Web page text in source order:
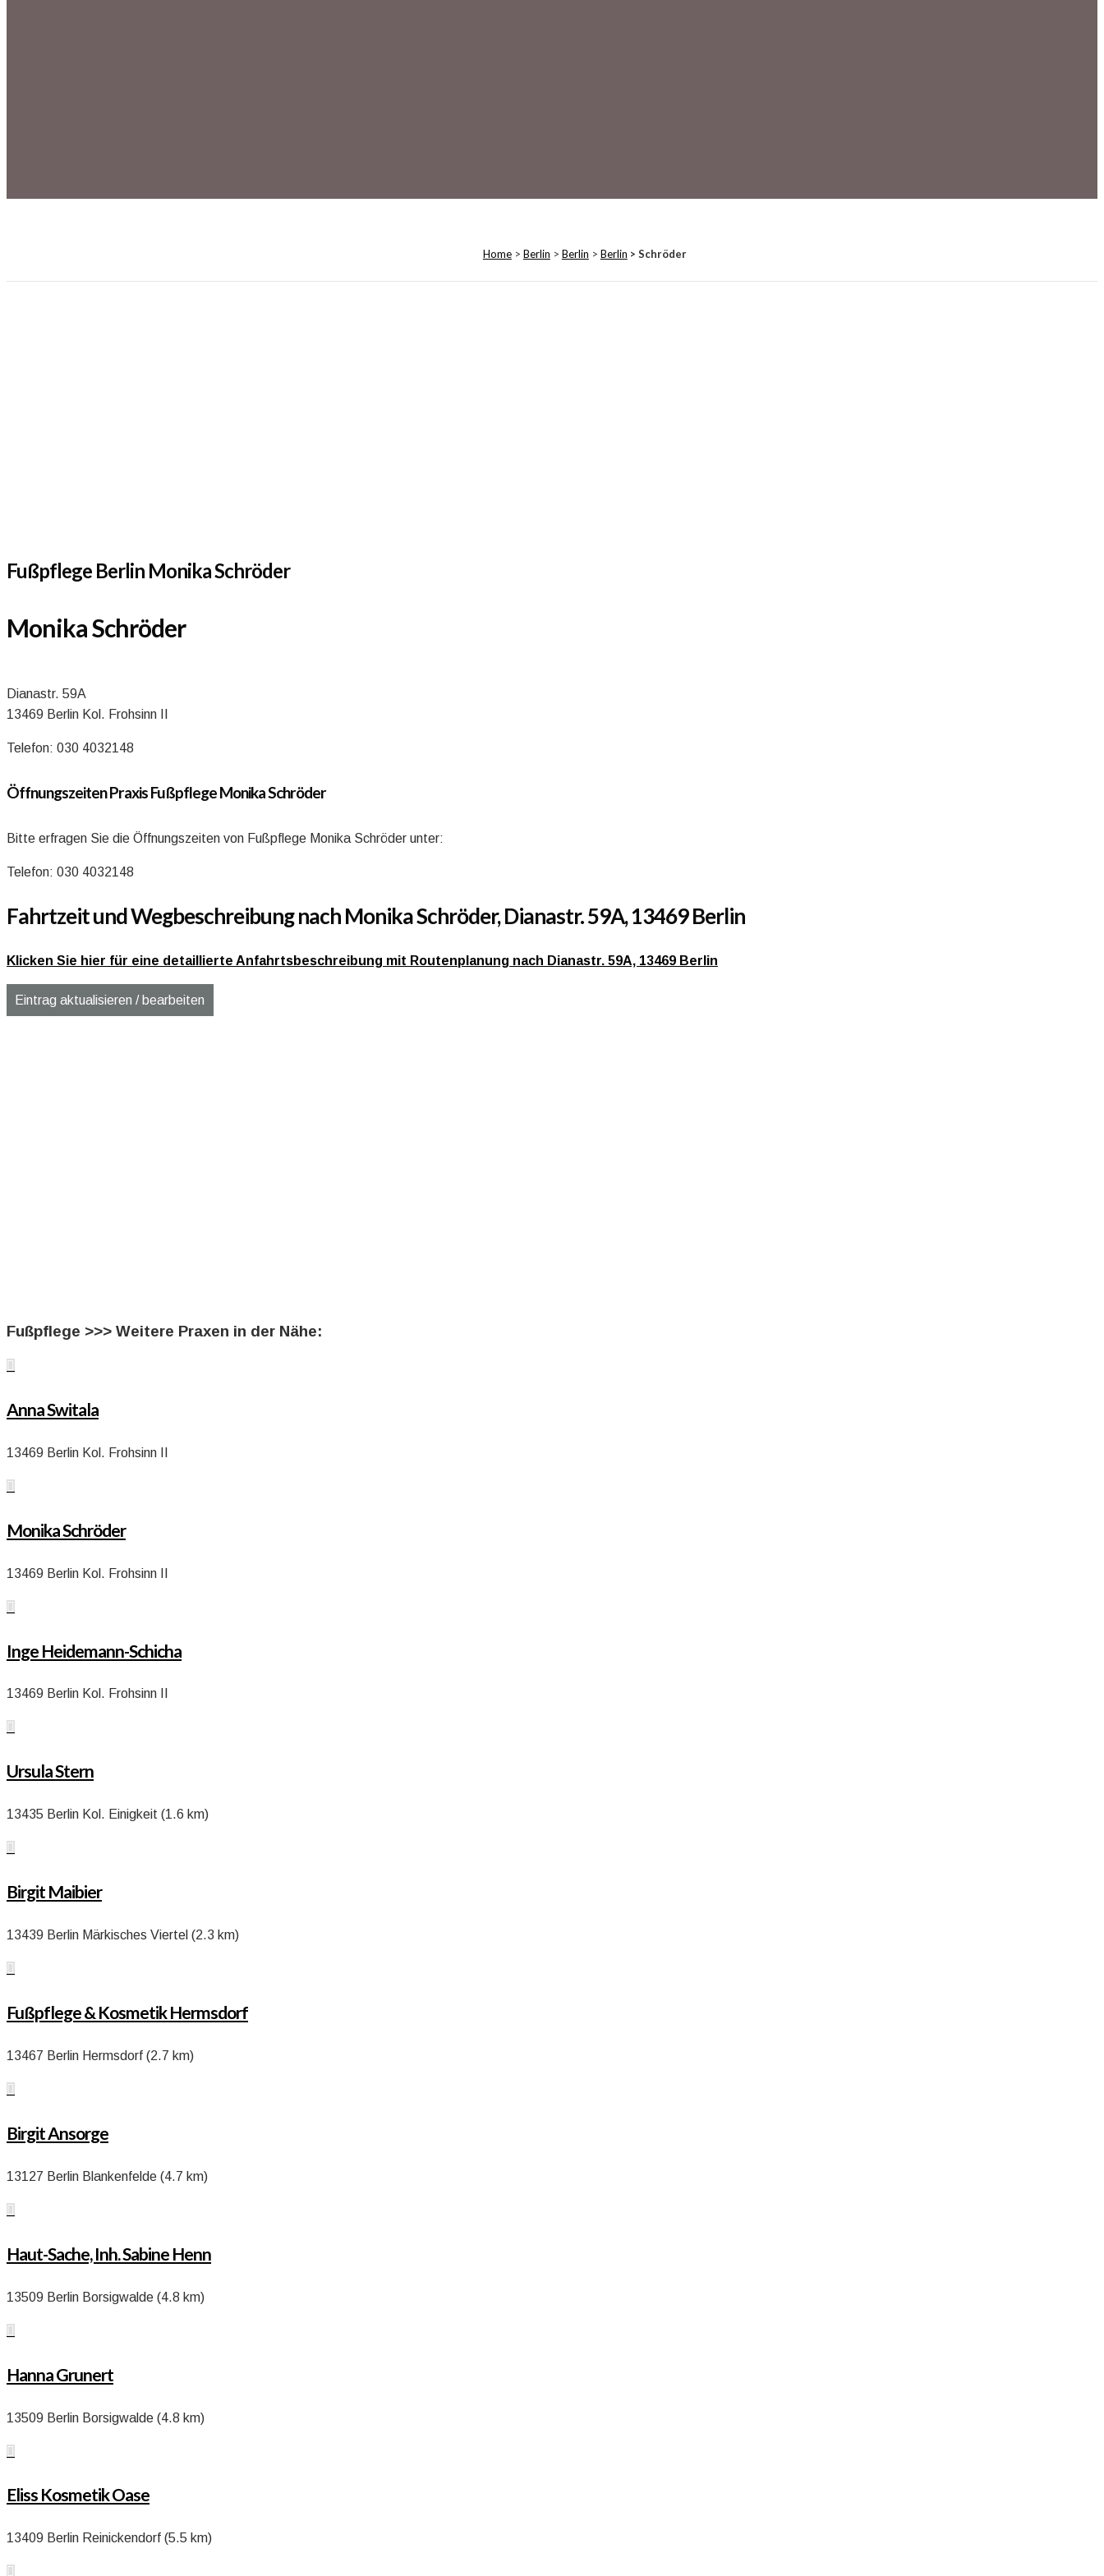
Home> Berlin > Berlin > Berlin > Schröder
Fußpflege Berlin Monika Schröder
Monika Schröder
Dianastr. 59A
13469 Berlin Kol. Frohsinn II
Telefon: 030 4032148
Öffnungszeiten Praxis Fußpflege Monika Schröder
Bitte erfragen Sie die Öffnungszeiten von Fußpflege Monika Schröder unter:
Telefon: 030 4032148
Fahrtzeit und Wegbeschreibung nach Monika Schröder, Dianastr. 59A, 13469 Berlin
Klicken Sie hier für eine detaillierte Anfahrtsbeschreibung mit Routenplanung nach Dianastr. 59A, 13469 Berlin
Fußpflege >>> Weitere Praxen in der Nähe:

Anna Switala
13469 Berlin Kol. Frohsinn II

Monika Schröder
13469 Berlin Kol. Frohsinn II

Inge Heidemann-Schicha
13469 Berlin Kol. Frohsinn II

Ursula Stern
13435 Berlin Kol. Einigkeit (1.6 km)

Birgit Maibier
13439 Berlin Märkisches Viertel (2.3 km)

Fußpflege & Kosmetik Hermsdorf
13467 Berlin Hermsdorf (2.7 km)

Birgit Ansorge
13127 Berlin Blankenfelde (4.7 km)

Haut-Sache, Inh. Sabine Henn
13509 Berlin Borsigwalde (4.8 km)

Hanna Grunert
13509 Berlin Borsigwalde (4.8 km)

Eliss Kosmetik Oase
13409 Berlin Reinickendorf (5.5 km)
